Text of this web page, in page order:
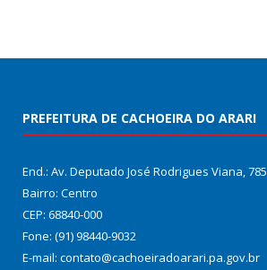
PREFEITURA DE CACHOEIRA DO ARARI
End.: Av. Deputado José Rodrigues Viana, 785
Bairro: Centro
CEP: 68840-000
Fone: (91) 98440-9032
E-mail: contato@cachoeiradoarari.pa.gov.br